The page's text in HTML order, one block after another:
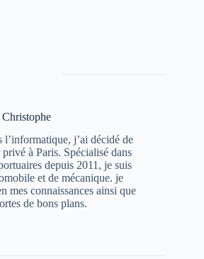
Christophe
l’informatique, j’ai décidé de
à Paris. Spécialisé dans
depuis 2011, je suis
et de mécanique. je
mes connaissances ainsi que
de bons plans.